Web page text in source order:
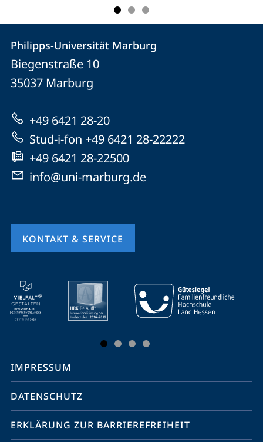
Kontakt
und
Informationen
zur
Website
Kontaktinformationen
Philipps-
Universität
Marburg
Philipps-Universität Marburg
Biegenstraße 10
35037 Marburg
+49 6421 28-20
Stud-i-fon +49 6421 28-22222
+49 6421 28-22500
info@uni-marburg.de
KONTAKT & SERVICE
Mobile-
Service-
Navigation
Social
Media
Kontakte
IMPRESSUM
DATENSCHUTZ
ERKLÄRUNG ZUR BARRIEREFREIHEIT